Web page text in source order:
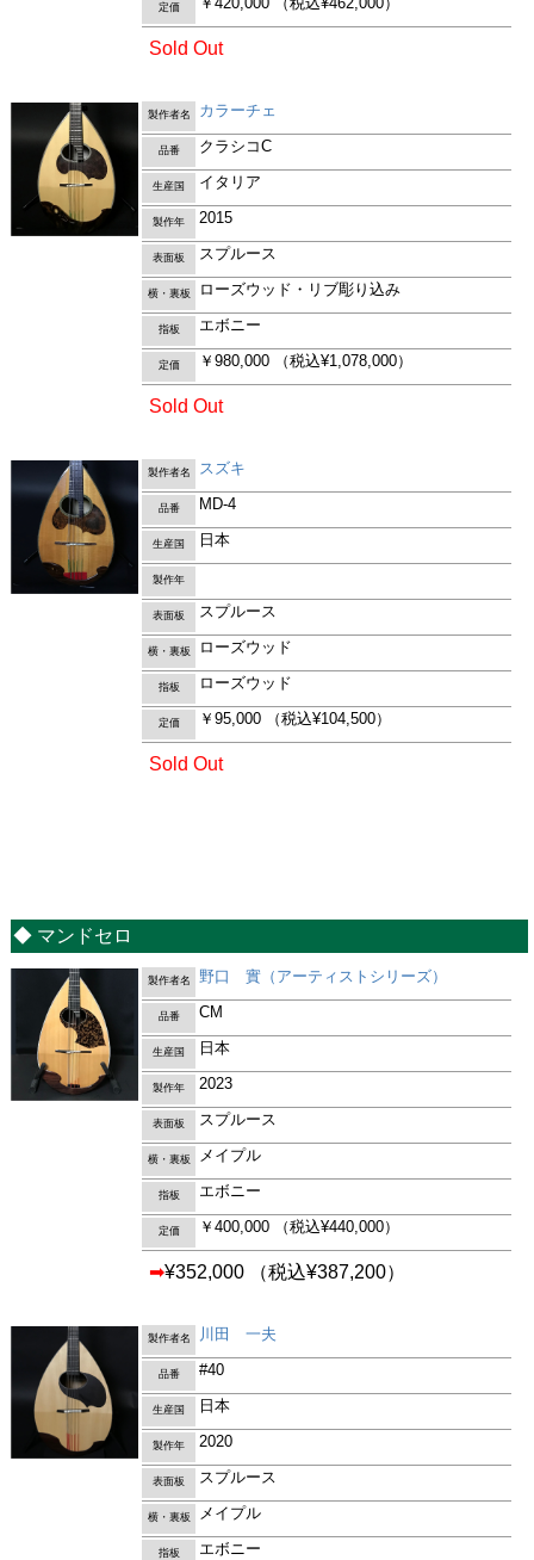
定価
Sold Out
製作者名 カラーチェ
品番 クラシコC
生産国 イタリア
製作年 2015
表面板 スプルース
横・裏板 ローズウッド・リブ彫り込み
指板 エボニー
定価 ￥980,000 （税込¥1,078,000）
Sold Out
製作者名 スズキ
品番 MD-4
生産国 日本
製作年
表面板 スプルース
横・裏板 ローズウッド
指板 ローズウッド
定価 ￥95,000 （税込¥104,500）
Sold Out
◆ マンドセロ
製作者名 野口 實（アーティストシリーズ）
品番 CM
生産国 日本
製作年 2023
表面板 スプルース
横・裏板 メイプル
指板 エボニー
定価 ￥400,000 （税込¥440,000）
➡¥352,000 （税込¥387,200）
製作者名 川田 一夫
品番 #40
生産国 日本
製作年 2020
表面板 スプルース
横・裏板 メイプル
指板 エボニー